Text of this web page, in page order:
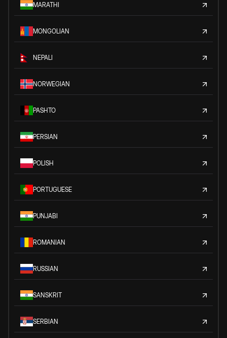
MARATHI
MONGOLIAN
NEPALI
NORWEGIAN
PASHTO
PERSIAN
POLISH
PORTUGUESE
PUNJABI
ROMANIAN
RUSSIAN
SANSKRIT
SERBIAN